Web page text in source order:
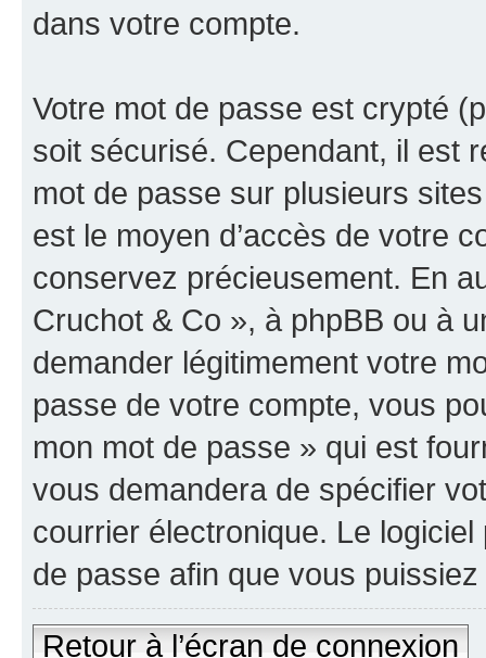
dans votre compte.
Votre mot de passe est crypté
soit sécurisé. Cependant, il est
mot de passe sur plusieurs
est le moyen d’accès de votre
conservez précieusement. En
Cruchot & Co », à phpBB ou à
demander légitimement votre
passe de votre compte, vous
mon mot de passe » qui est
vous demandera de spécifier
courrier électronique. Le
de passe afin que vous
Retour à l’écran de connexion